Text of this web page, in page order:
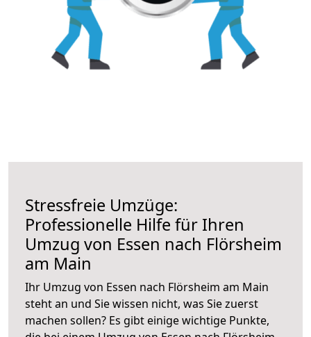
Stressfreie Umzüge:
Professionelle Hilfe für Ihren
Umzug von Essen nach Flörsheim
am Main
Ihr Umzug von Essen nach Flörsheim am Main
steht an und Sie wissen nicht, was Sie zuerst
machen sollen? Es gibt einige wichtige Punkte,